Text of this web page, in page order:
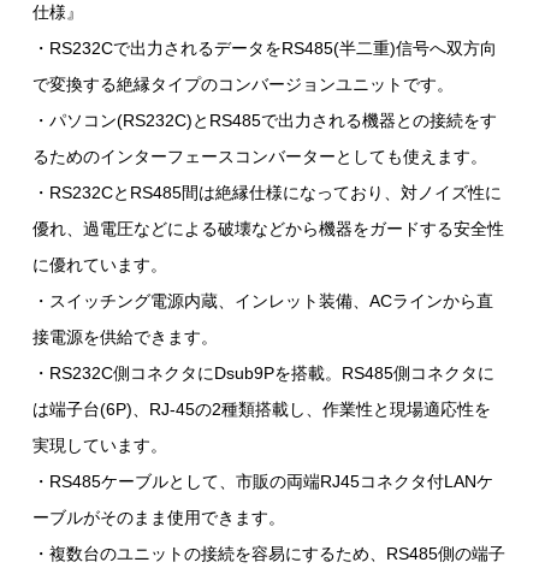
仕様』
・RS232Cで出力されるデータをRS485(半二重)信号へ双方向
で変換する絶縁タイプのコンバージョンユニットです。
・パソコン(RS232C)とRS485で出力される機器との接続をす
るためのインターフェースコンバーターとしても使えます。
・RS232CとRS485間は絶縁仕様になっており、対ノイズ性に
優れ、過電圧などによる破壊などから機器をガードする安全性
に優れています。
・スイッチング電源内蔵、インレット装備、ACラインから直
接電源を供給できます。
・RS232C側コネクタにDsub9Pを搭載。RS485側コネクタに
は端子台(6P)、RJ-45の2種類搭載し、作業性と現場適応性を
実現しています。
・RS485ケーブルとして、市販の両端RJ45コネクタ付LANケ
ーブルがそのまま使用できます。
・複数台のユニットの接続を容易にするため、RS485側の端子